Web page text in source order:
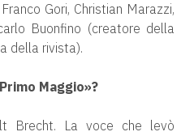
Gori, Christian Marazzi,
Buonfino (creatore della
della rivista).
Maggio»?
Brecht. La voce che levò